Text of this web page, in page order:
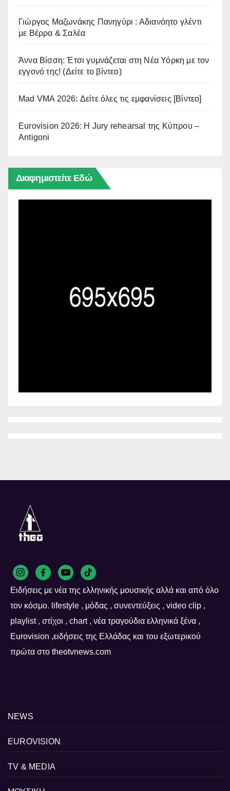
Γιώργος Μαζωνάκης Πανηγύρι : Αδιανόητο γλέντι
με Βέρρα & Σαλέα
Άννα Βίσση: Έτσι γυμνάζεται στη Νέα Υόρκη με τον
εγγονό της! (Δείτε το βίντεο)
Mad VMA 2026: Δείτε όλες τις εμφανίσεις [Βίντεο]
Eurovision 2026: Η Jury rehearsal της Κύπρου –
Antigoni
Διαφημιστείτε Εδώ
Ειδήσεις με νέα της ελληνικής μουσικής αλλά και από όλο
τον κόσμο. lifestyle , μόδας , συνεντεύξεις , video clip ,
playlist , στίχοι , chart , νέα τραγούδια ελληνικά ξένα ,
Eurovision ,ειδήσεις της Ελλάδας και του εξωτερικού
πρώτα στο theotvnews.com
NEWS
EUROVISION
TV & MEDIA